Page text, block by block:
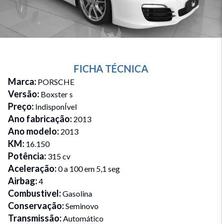
FICHA TÉCNICA
Marca: PORSCHE
Versão: Boxster s
Preço: IndisponÍvel
Ano fabricação: 2013
Ano modelo: 2013
KM: 16.150
Potência: 315 cv
Aceleração:0 a 100 em 5,1 seg
Airbag:4
Combustivel:Gasolina
Conservação:Seminovo
Transmissão:Automático